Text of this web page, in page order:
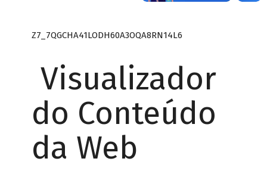
Z7_7QGCHA41LODH60A3OQA8RN14L6
Visualizador
do Conteúdo
da Web